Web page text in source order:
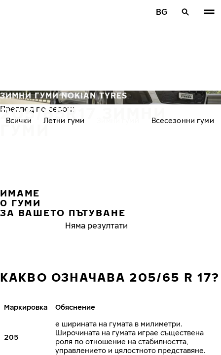
BG
205/65R17 ЗИМНИ
ГУМИ
ЗИМНИ ГУМИ NOKIAN TYRES
Преглед по сезон:
Всички Летни гуми Всесезонни гуми
ИМАМЕ
0 ГУМИ
ЗА ВАШЕТО ПЪТУВАНЕ
Няма резултати
КАКВО ОЗНАЧАВА 205/65 R 17?
Маркировка Обяснение
205
е ширината на гумата в милиметри.
Широчината на гумата играе съществена
роля по отношение на стабилността,
управлението и цялостното представяне.